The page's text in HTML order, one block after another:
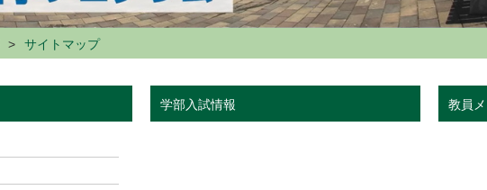
サイトマップ
学部入試情報 教員